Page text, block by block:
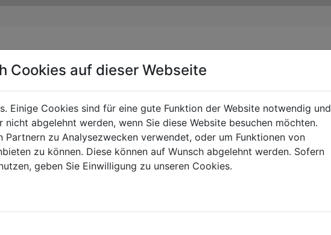
Cookies auf dieser Webseite
Einige Cookies sind für eine gute Funktion der Website notwendig und
nicht abgelehnt werden, wenn Sie diese Website besuchen möchten.
Partnern zu Analysezwecken verwendet, oder um Funktionen von
zu können. Diese können auf Wunsch abgelehnt werden. Sofern
geben Sie Einwilligung zu unseren Cookies.